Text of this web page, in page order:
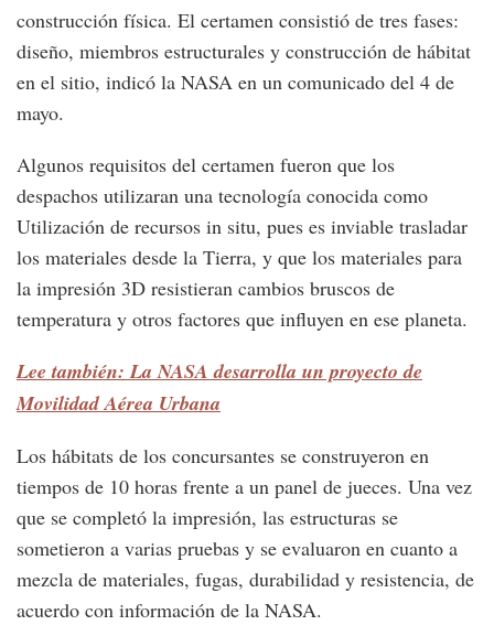
construcción física. El certamen consistió de tres fases:
diseño, miembros estructurales y construcción de hábitat
en el sitio, indicó la NASA en un comunicado del 4 de
mayo.
Algunos requisitos del certamen fueron que los
despachos utilizaran una tecnología conocida como
Utilización de recursos in situ, pues es inviable trasladar
los materiales desde la Tierra, y que los materiales para
la impresión 3D resistieran cambios bruscos de
temperatura y otros factores que influyen en ese planeta.
Lee también: La NASA desarrolla un proyecto de
Movilidad Aérea Urbana
Los hábitats de los concursantes se construyeron en
tiempos de 10 horas frente a un panel de jueces. Una vez
que se completó la impresión, las estructuras se
sometieron a varias pruebas y se evaluaron en cuanto a
mezcla de materiales, fugas, durabilidad y resistencia, de
acuerdo con información de la NASA.